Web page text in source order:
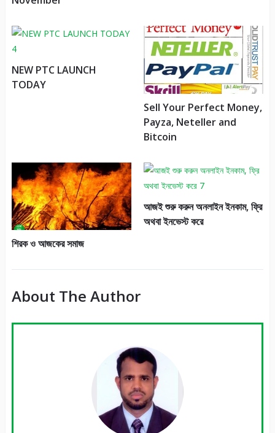
NEW PTC LAUNCH
TODAY
Sell Your Perfect Money,
Payza, Neteller and
Bitcoin
শিরক ও আজকের সমাজ
আজই শুরু করুন অনলাইন ইনকাম, ফ্রি
অথবা ইনভেস্ট করে
About The Author